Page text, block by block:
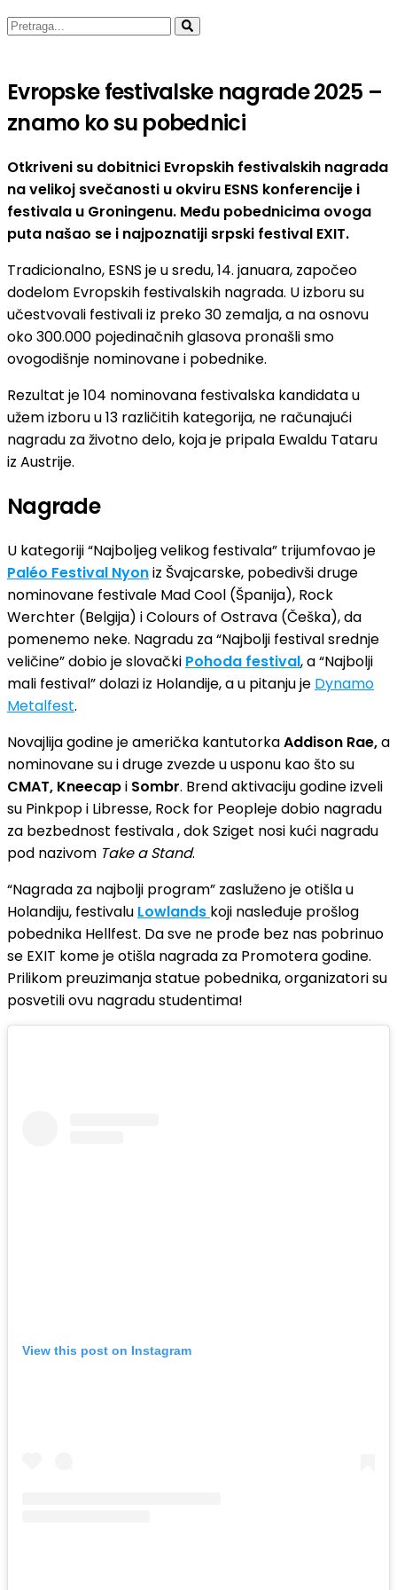
Evropske festivalske nagrade 2025 –
znamo ko su pobednici
Otkriveni su dobitnici Evropskih festivalskih nagrada
na velikoj svečanosti u okviru ESNS konferencije i
festivala u Groningenu. Među pobednicima ovoga
puta našao se i najpoznatiji srpski festival EXIT.
Tradicionalno, ESNS je u sredu, 14. januara, započeo
dodelom Evropskih festivalskih nagrada. U izboru su
učestvovali festivali iz preko 30 zemalja, a na osnovu
oko 300.000 pojedinačnih glasova pronašli smo
ovogodišnje nominovane i pobednike.
Rezultat je 104 nominovana festivalska kandidata u
užem izboru u 13 različitih kategorija, ne računajući
nagradu za životno delo, koja je pripala Ewaldu Tataru
iz Austrije.
Nagrade
U kategoriji “Najboljeg velikog festivala” trijumfovao je
Paléo Festival Nyoniz Švajcarske, pobedivši druge
nominovane festivale Mad Cool (Španija), Rock
Werchter (Belgija) i Colours of Ostrava (Češka), da
pomenemo neke. Nagradu za “Najbolji festival srednje
veličine” dobio je slovački Pohoda festival, a “Najbolji
mali festival” dolazi iz Holandije, a u pitanju je Dynamo
Metalfest.
Novajlija godine je američka kantutorkaAddison Rae,a
nominovane su i druge zvezde u usponu kao što su
CMAT, Kneecapi Sombr. Brend aktivaciju godine izveli
su Pinkpop i Libresse, Rock for Peopleje dobio nagradu
za bezbednost festivala , dok Sziget nosi kući nagradu
pod nazivom Take a Stand.
“Nagrada za najbolji program” zasluženo je otišla u
Holandiju, festivalu Lowlands koji nasleđuje prošlog
pobednika Hellfest. Da sve ne prođe bez nas pobrinuo
se EXIT kome je otišla nagrada za Promotera godine.
Prilikom preuzimanja statue pobednika, organizatori su
posvetili ovu nagradu studentima!
View this post on Instagram